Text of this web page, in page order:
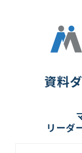
資料
リーダ